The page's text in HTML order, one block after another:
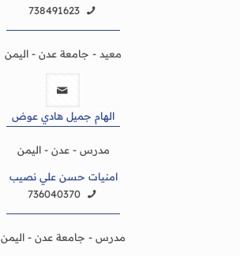
738491623
معيد - جامعة عدن - اليمن
الهام جميل هادي عوض
مدرس - عدن - اليمن
امنيات حسن علي نصيب
736040370
مدرس - جامعة عدن - اليمن